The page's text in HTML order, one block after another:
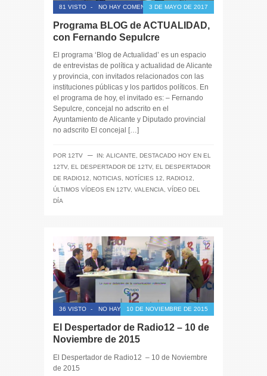
81 VISTO - NO HAY COMENTARIOS3 DE MAYO DE 2017
Programa BLOG de ACTUALIDAD,
con Fernando Sepulcre
El programa ‘Blog de Actualidad’ es un espacio
de entrevistas de política y actualidad de Alicante
y provincia, con invitados relacionados con las
instituciones públicas y los partidos políticos. En
el programa de hoy, el invitado es: – Fernando
Sepulcre, concejal no adscrito en el
Ayuntamiento de Alicante y Diputado provincial
no adscrito El concejal […]
POR 12TV ─ IN: ALICANTE
DESTACADO HOY EN EL
12TV, EL DESPERTADOR DE 12TV, EL DESPERTADOR
DE RADIO12
NOTICIAS NOTÍCIES 12 RADIO12
ÚLTIMOS VÍDEOS EN 12TV, VALENCIA
VÍDEO DEL
DÍA
36 VISTO - NO HAY COMENTARIOS
10 DE NOVIEMBRE DE 2015
El Despertador de Radio12 – 10 de
Noviembre de 2015
El Despertador de Radio12 – 10 de Noviembre
de 2015